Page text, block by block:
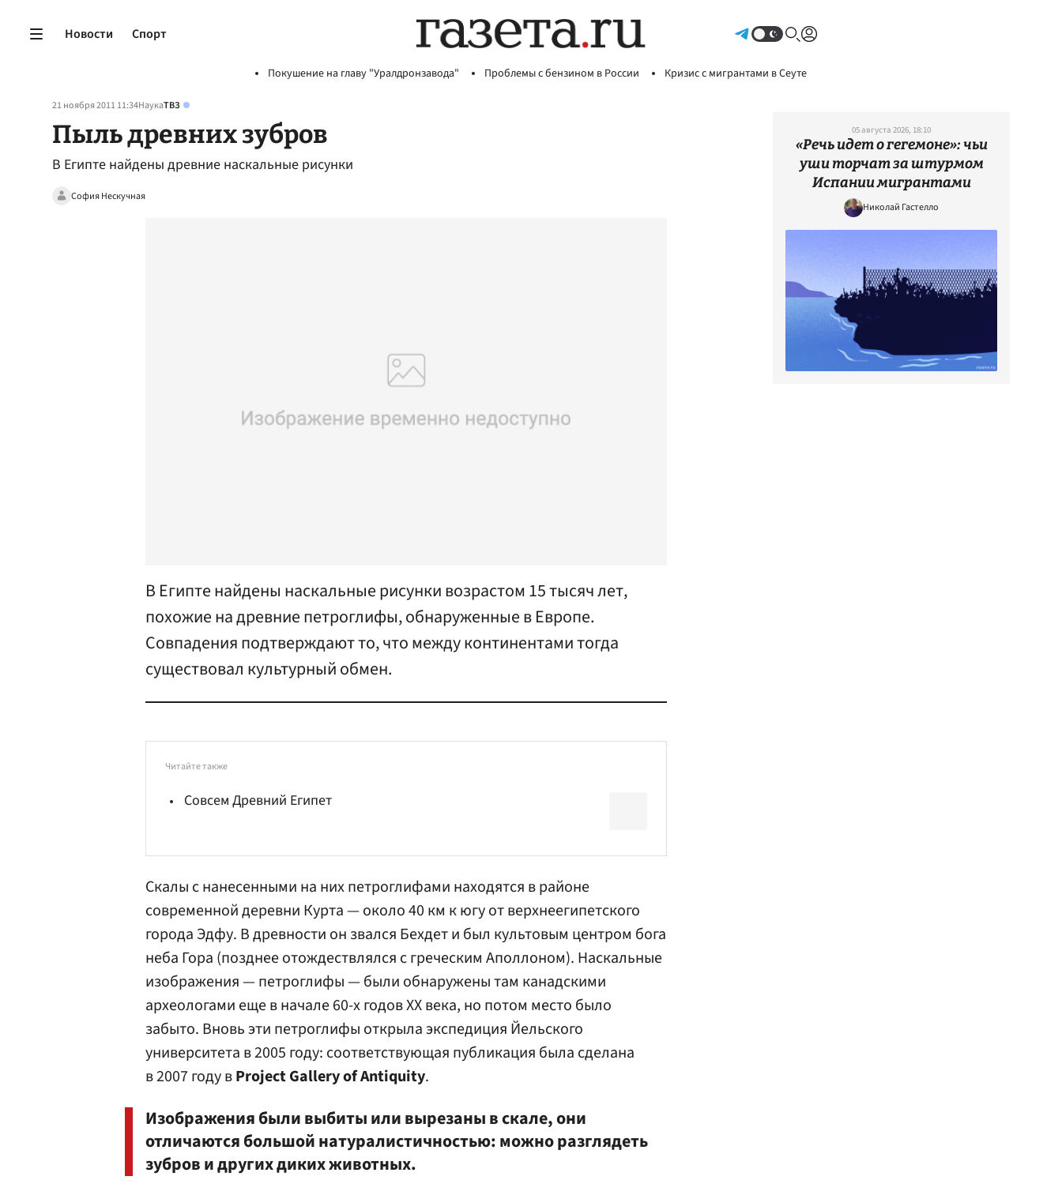
Новости Спорт
Покушение на главу "Уралдронзавода" Проблемы с бензином в России Кризис с мигрантами в Сеуте
21 ноября 2011 11:34НаукаТВЗ
Пыль древних зубров
В Египте найдены древние наскальные рисунки
София Нескучная
В Египте найдены наскальные рисунки возрастом 15 тысяч лет,
похожие на древние петроглифы, обнаруженные в Европе.
Совпадения подтверждают то, что между континентами тогда
существовал культурный обмен.
Читайте также
Совсем Древний Египет
Скалы с нанесенными на них петроглифами находятся в районе
современной деревни Курта — около 40 км к югу от верхнеегипетского
города Эдфу. В древности он звался Бехдет и был культовым центром бога
неба Гора (позднее отождествлялся с греческим Аполлоном). Наскальные
изображения — петроглифы — были обнаружены там канадскими
археологами еще в начале 60-х годов XX века, но потом место было
забыто. Вновь эти петроглифы открыла экспедиция Йельского
университета в 2005 году: соответствующая публикация была сделана
в 2007 году вProject Gallery of Antiquity.
Изображения были выбиты или вырезаны в скале, они
отличаются большой натуралистичностью: можно разглядеть
зубров и других диких животных.
05 августа 2026, 18:10
«Речь идет о гегемоне»: чьи
уши торчат за штурмом
Испании мигрантами
Николай Гастелло